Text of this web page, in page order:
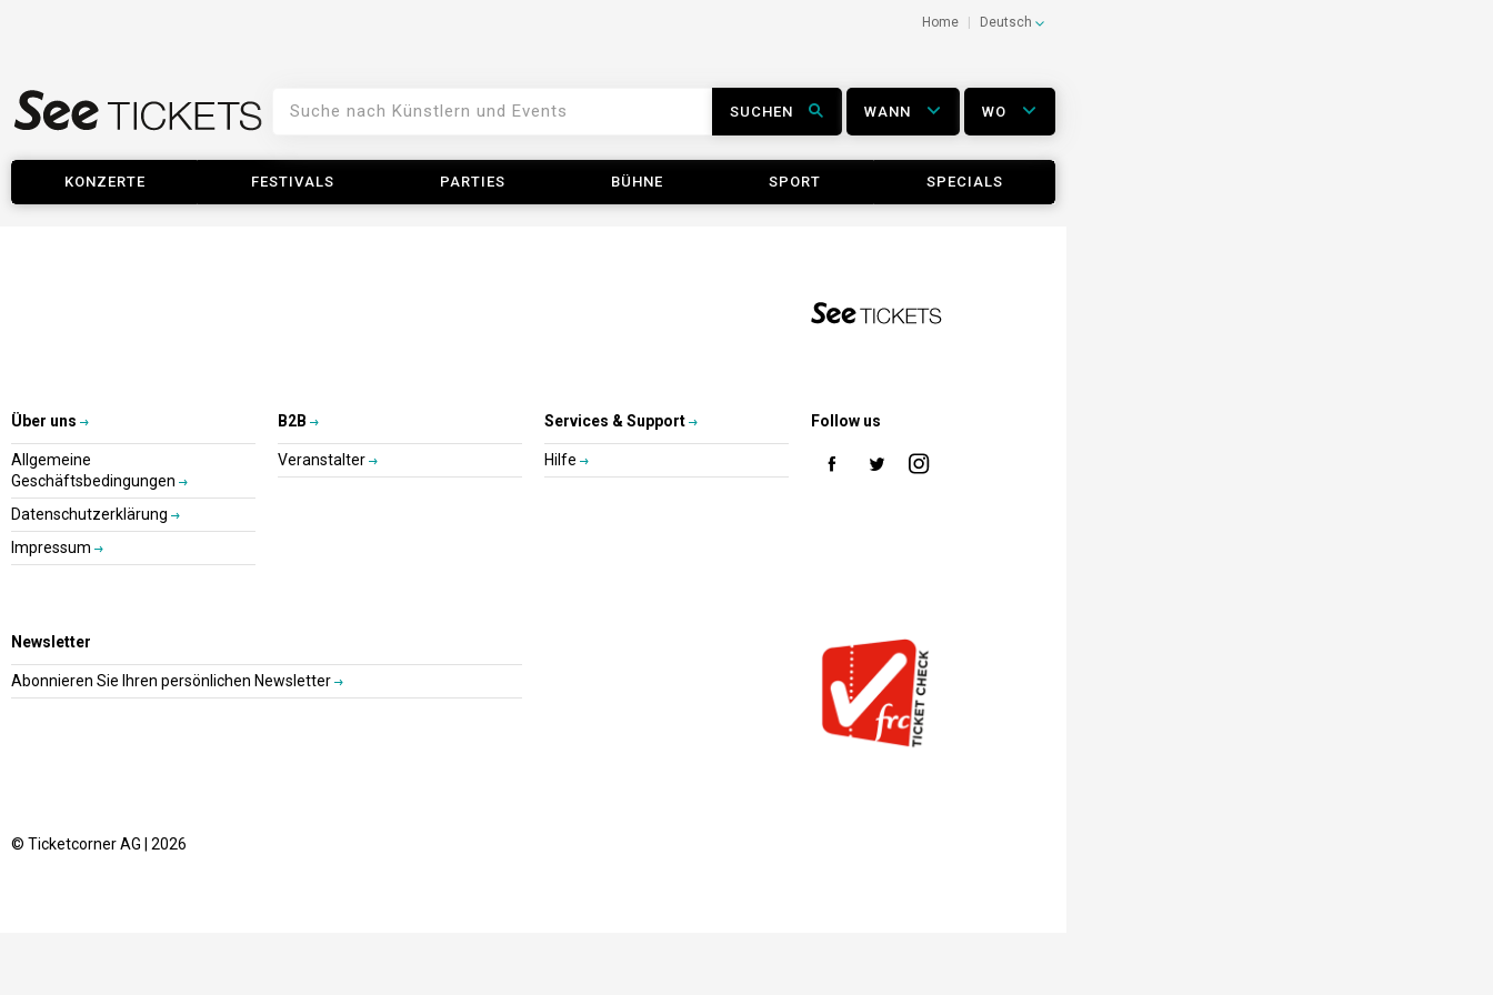
Home Deutsch
SUCHEN WANN WO
KONZERTE FESTIVALS PARTIES BÜHNE SPORT SPECIALS
Über uns
Allgemeine
Geschäftsbedingungen
Datenschutzerklärung
Impressum
B2B
Veranstalter
Services & Support
Hilfe
Follow us
Newsletter
Abonnieren Sie Ihren persönlichen Newsletter
© Ticketcorner AG | 2026